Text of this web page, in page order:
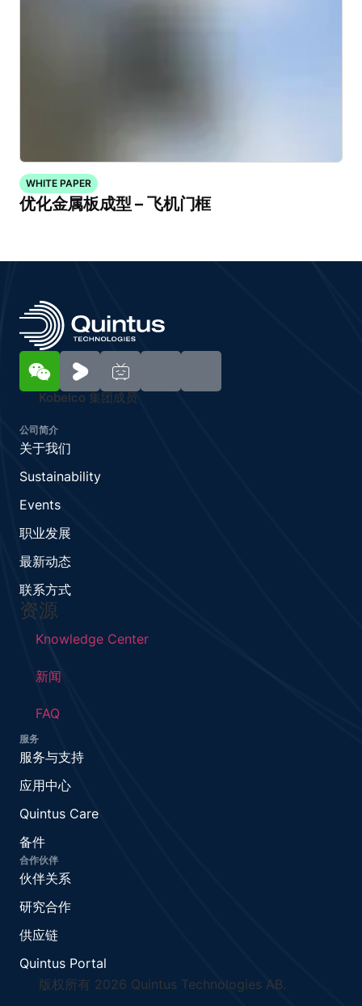
WHITE PAPER
优化金属板成型 – 飞机门框
Kobelco 集团成员
公司简介
关于我们
Sustainability
Events
职业发展
最新动态
联系方式
资源
Knowledge Center
新闻
FAQ
服务
服务与支持
应用中心
Quintus Care
备件
合作伙伴
伙伴关系
研究合作
供应链
Quintus Portal
版权所有 2026 Quintus Technologies AB.